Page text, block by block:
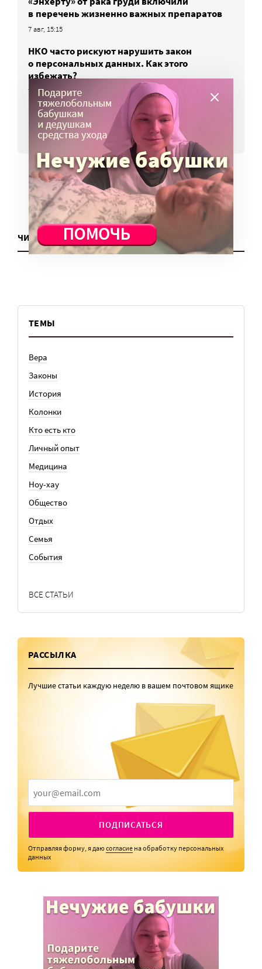
в перечень жизненно важных препаратов
7 авг, 15:15
НКО часто рискуют нарушить закон
о персональных данных. Как этого
избежать?
7 авг, 13:13
ВСЕ НОВОСТИ
ЧИТАТЬ ЕЩЕ
ТЕМЫ
Вера
Законы
История
Колонки
Кто есть кто
Личный опыт
Медицина
Ноу-хау
Общество
Отдых
Семья
События
ВСЕ СТАТЬИ
РАССЫЛКА
Лучшие статьи каждую неделю в вашем почтовом ящике
ПОДПИСАТЬСЯ
Отправляя форму, я даюсогласие на обработку персональных
данных